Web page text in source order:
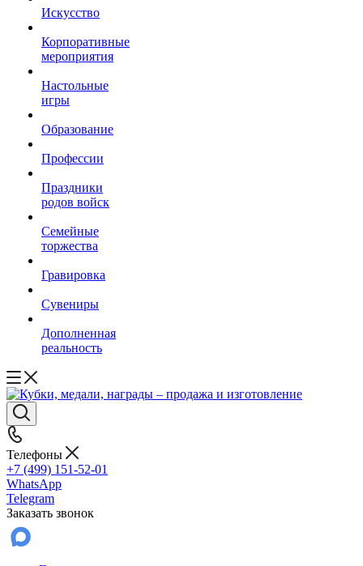
Искусство
Корпоративные
мероприятия
Настольные
игры
Образование
Профессии
Праздники
родов войск
Семейные
торжества
Гравировка
Сувениры
Дополненная
реальность
Телефоны
+7 (499) 151-52-01
WhatsApp
Telegram
Заказать звонок